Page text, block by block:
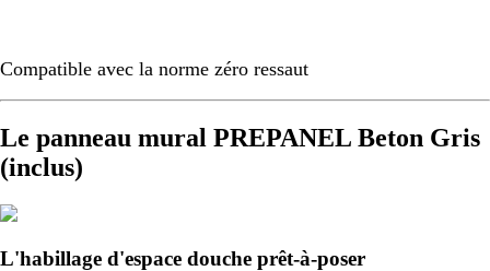
Compatible avec la norme zéro ressaut
Le panneau mural PREPANEL Beton Gris
(inclus)
L'habillage d'espace douche prêt-à-poser